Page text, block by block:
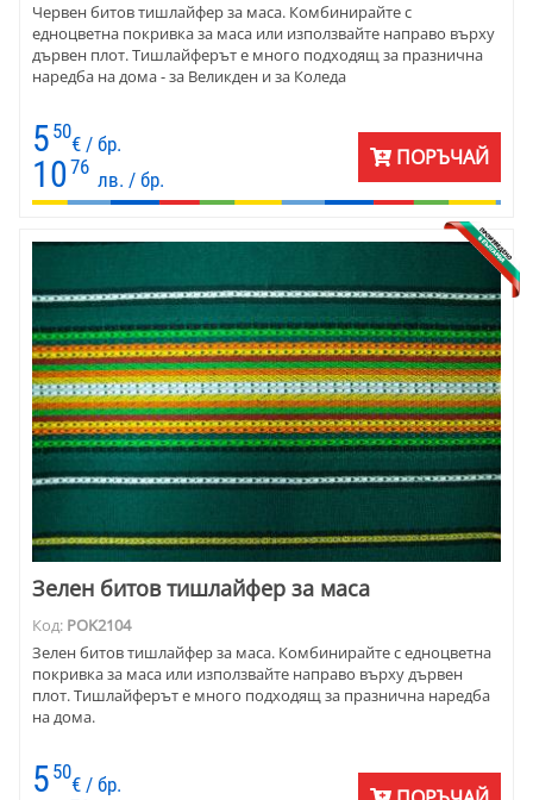
Червен битов тишлайфер за маса. Комбинирайте с
едноцветна покривка за маса или използвайте направо върху
дървен плот. Тишлайферът е много подходящ за празнична
наредба на дома - за Великден и за Коледа
5 50
€ / бр.
1076
лв. / бр.
ПОРЪЧАЙ
Зелен битов тишлайфер за маса
Код: POK2104
Зелен битов тишлайфер за маса. Комбинирайте с едноцветна
покривка за маса или използвайте направо върху дървен
плот. Тишлайферът е много подходящ за празнична наредба
на дома.
5 50
€ / бр.